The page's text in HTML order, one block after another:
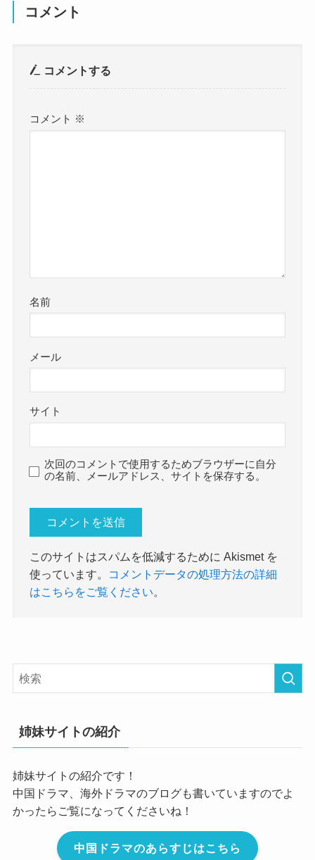
コメント
コメントする
コメント ※
名前
メール
サイト
次回のコメントで使用するためブラウザーに自分
の名前、メールアドレス、サイトを保存する。
このサイトはスパムを低減するために Akismet を
使っています。
コメントデータの処理方法の詳細
はこちらをご覧ください。
姉妹サイトの紹介
姉妹サイトの紹介です！
中国ドラマ、海外ドラマのブログも書いていますのでよ
かったらご覧になってくださいね！
中国ドラマのあらすじはこちら